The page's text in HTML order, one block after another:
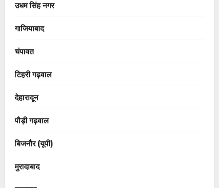
उधम सिंह नगर
गाजियाबाद
चंपावत
टिहरी गढ़वाल
देहारादून
पौड़ी गढ़वाल
बिजनौर (यूपी)
मुरादाबाद